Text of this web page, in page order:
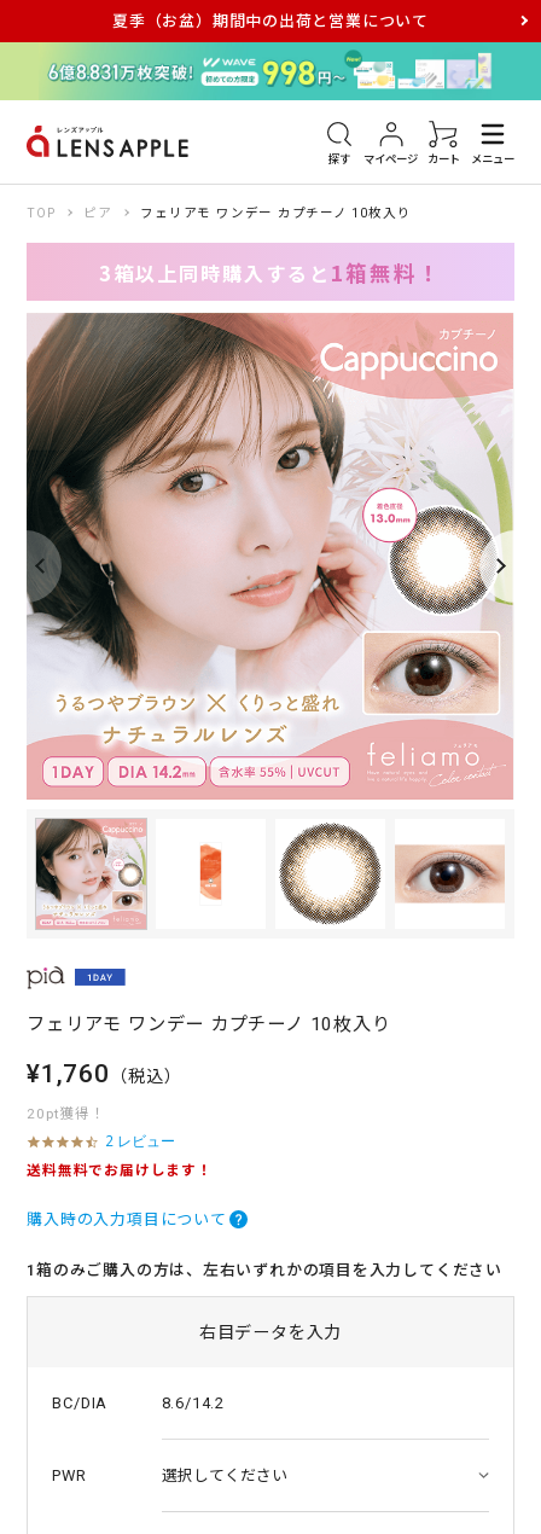
夏季（お盆）期間中の出荷と営業について
探す マイページ カート メニュー
アキュビュー メダリスト メガネ
TOP ピア フェリアモ ワンデー カプチーノ 10枚入り
3箱以上同時購入すると 1箱無料！
フェリアモ ワンデー カプチーノ 10枚入り
¥1,760 （税込）
20pt獲得！
4
.
t
r
2 レビュー
送料無料でお届けします！
購入時の入力項目について
1箱のみご購入の方は、左右いずれかの項目を入力してください
右目データを入力
BC/DIA 8.6/14.2
PWR